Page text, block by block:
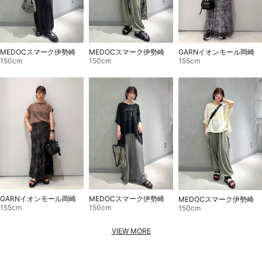
MEDOCスマーク伊勢崎
150cm
MEDOCスマーク伊勢崎
150cm
GARNイオンモール岡崎
155cm
GARNイオンモール岡崎
155cm
MEDOCスマーク伊勢崎
150cm
MEDOCスマーク伊勢崎
150cm
VIEW MORE